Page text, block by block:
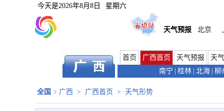
今天是2026年8月8日 星期六
天气预报 北京
首页 广西首页 天气预报
天
南宁
桂林 北海 柳
全国 > 广西 > 广西首页 > 天气形势